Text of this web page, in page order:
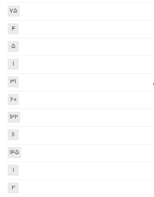
75
4
5
1
31
60
122
11
145
1
2